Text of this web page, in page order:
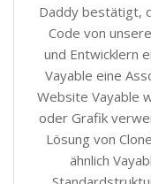
Daddy bestätigt,
Code von
und Entwicklern
Vayable eine
Website Vayable
oder Grafik
Lösung von
ähnlich